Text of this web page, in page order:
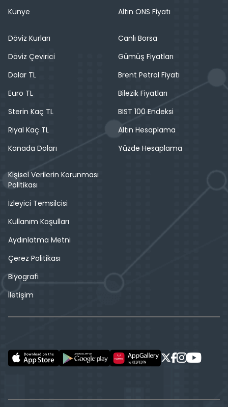
Künye
Altın ONS Fiyatı
Döviz Kurları
Döviz Çevirici
Dolar TL
Euro TL
Sterin Kaç TL
Riyal Kaç TL
Kanada Doları
Canlı Borsa
Gümüş Fiyatları
Brent Petrol Fiyatı
Bilezik Fiyatları
BIST 100 Endeksi
Altın Hesaplama
Yüzde Hesaplama
Kişisel Verilerin Korunması
Politikası
İzleyici Temsilcisi
Kullanım Koşulları
Aydınlatma Metni
Çerez Politikası
Biyografi
İletişim